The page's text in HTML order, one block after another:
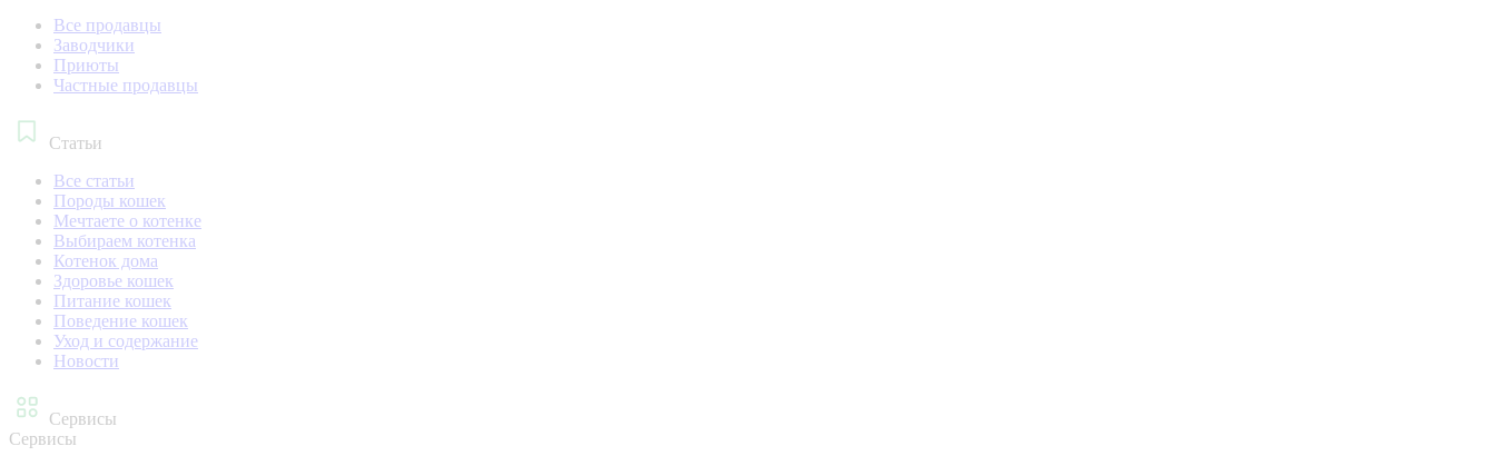
Все продавцы
Заводчики
Приюты
Частные продавцы
Статьи
Все статьи
Породы кошек
Мечтаете о котенке
Выбираем котенка
Котенок дома
Здоровье кошек
Питание кошек
Поведение кошек
Уход и содержание
Новости
Сервисы
Сервисы